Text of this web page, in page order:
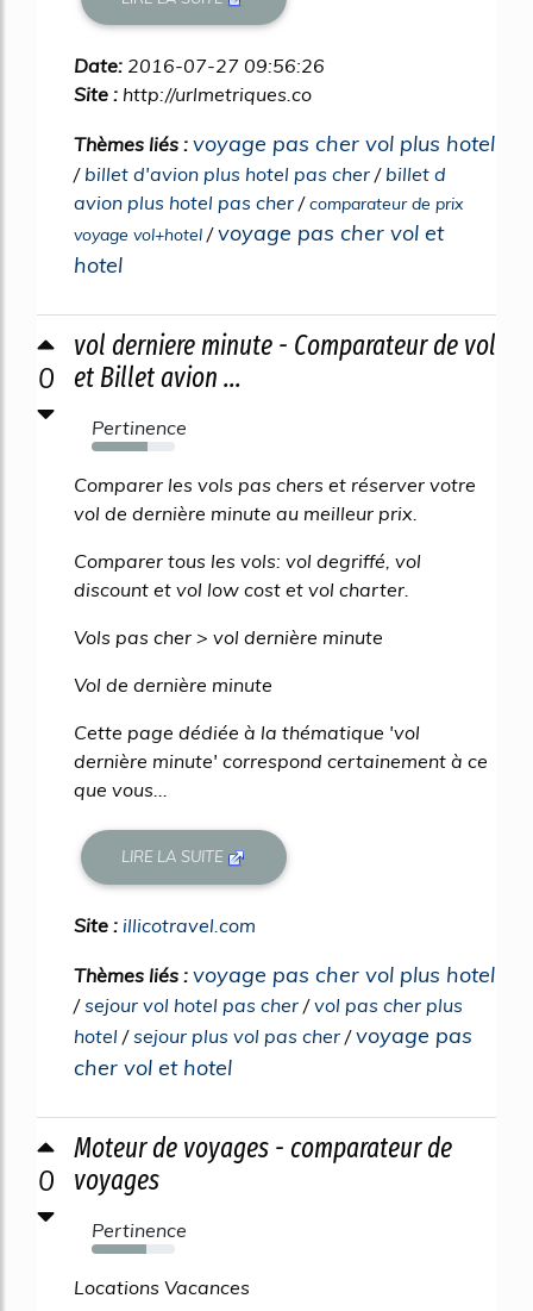
Date: 2016-07-27 09:56:26
Site : http://urlmetriques.co
Thèmes liés : voyage pas cher vol plus hotel
/ billet d'avion plus hotel pas cher / billet d
avion plus hotel pas cher /comparateur de prix
voyage vol+hotel /voyage pas cher vol et
hotel
0
vol derniere minute - Comparateur de vol
et Billet avion ...
Pertinence
67%
Comparer les vols pas chers et réserver votre
vol de dernière minute au meilleur prix.
Comparer tous les vols: vol degriffé, vol
discount et vol low cost et vol charter.
Vols pas cher > vol dernière minute
Vol de dernière minute
Cette page dédiée à la thématique 'vol
dernière minute' correspond certainement à ce
que vous...
LIRE LA SUITE
Site : illicotravel.com
Thèmes liés : voyage pas cher vol plus hotel
/sejour vol hotel pas cher /vol pas cher plus
hotel /sejour plus vol pas cher /voyage pas
cher vol et hotel
0
Moteur de voyages - comparateur de
voyages
Pertinence
66%
Locations Vacances